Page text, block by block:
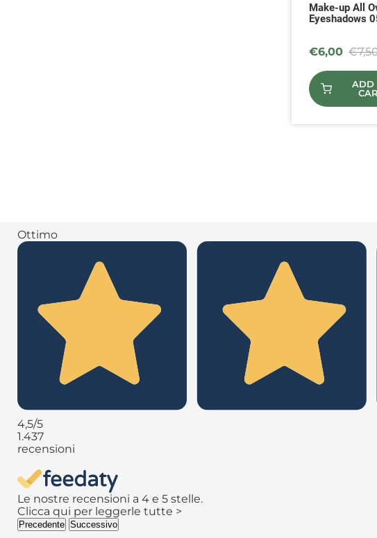
Make-up All
Eyeshadows
€6,00 €
ADD
Ottimo
4,5/5
1.437
recensioni
Le nostre recensioni a 4 e 5 stelle.
Clicca qui per leggerle tutte >
Precedente Successivo